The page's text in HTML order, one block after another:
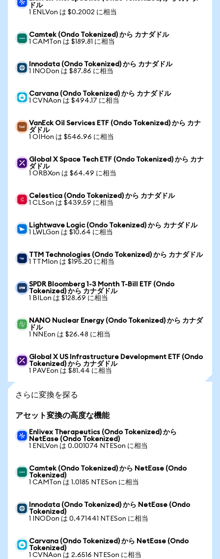
ドル
1 ENLVon は $0.2002 に相当
Camtek (Ondo Tokenized) から カナダドル
1 CAMTon は $189.81 に相当
Innodata (Ondo Tokenized) から カナダドル
1 INODon は $87.86 に相当
Carvana (Ondo Tokenized) から カナダドル
1 CVNAon は $494.17 に相当
VanEck Oil Services ETF (Ondo Tokenized) から カナ
ダドル
1 OIHon は $546.96 に相当
Global X Space Tech ETF (Ondo Tokenized) から カナ
ダドル
1 ORBXon は $64.49 に相当
Celestica (Ondo Tokenized) から カナダドル
1 CLSon は $439.59 に相当
Lightwave Logic (Ondo Tokenized) から カナダドル
1 LWLGon は $10.64 に相当
TTM Technologies (Ondo Tokenized) から カナダドル
1 TTMIon は $195.20 に相当
SPDR Bloomberg 1-3 Month T-Bill ETF (Ondo
Tokenized) から カナダドル
1 BILon は $128.69 に相当
NANO Nuclear Energy (Ondo Tokenized) から カナダ
ドル
1 NNEon は $26.48 に相当
Global X US Infrastructure Development ETF (Ondo
Tokenized) から カナダドル
1 PAVEon は $81.44 に相当
さらに変換を探る
アセット変換の高度な機能
Enlivex Therapeutics (Ondo Tokenized) から
NetEase (Ondo Tokenized)
1 ENLVon は 0.001074 NTESon に相当
Camtek (Ondo Tokenized) から NetEase (Ondo
Tokenized)
1 CAMTon は 1.0185 NTESon に相当
Innodata (Ondo Tokenized) から NetEase (Ondo
Tokenized)
1 INODon は 0.471441 NTESon に相当
Carvana (Ondo Tokenized) から NetEase (Ondo
Tokenized)
1 CVNAon は 2.6516 NTESon に相当